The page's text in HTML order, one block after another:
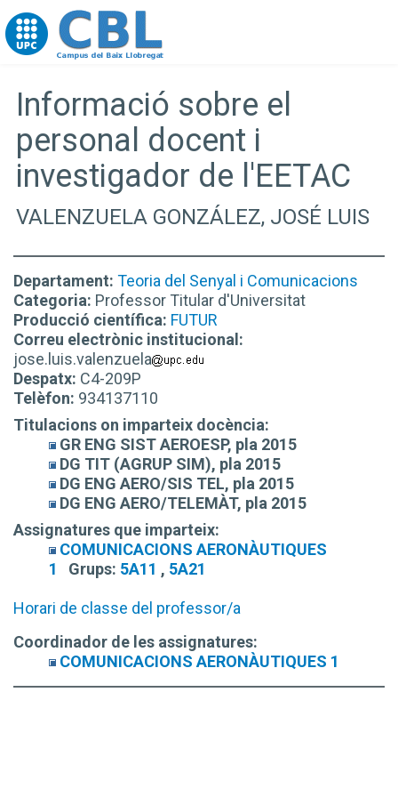
Go to upc.edu
Informació sobre el
personal docent i
investigador de l'EETAC
VALENZUELA GONZÁLEZ, JOSÉ LUIS
Departament: Teoria del Senyal i Comunicacions
Categoria: Professor Titular d'Universitat
Producció científica: FUTUR
Correu electrònic institucional:
jose.luis.valenzuela
Despatx: C4-209P
Telèfon: 934137110
Titulacions on imparteix docència:
GR ENG SIST AEROESP, pla 2015
DG TIT (AGRUP SIM), pla 2015
DG ENG AERO/SIS TEL, pla 2015
DG ENG AERO/TELEMÀT, pla 2015
Assignatures que imparteix:
COMUNICACIONS AERONÀUTIQUES
1
Grups: 5A11 , 5A21
Horari de classe del professor/a
Coordinador de les assignatures:
COMUNICACIONS AERONÀUTIQUES 1